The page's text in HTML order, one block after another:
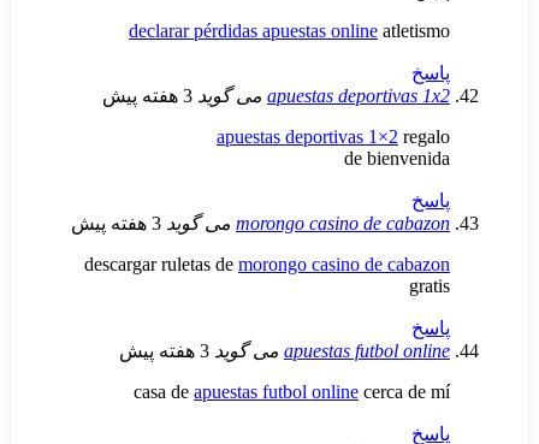
declarar pérdidas apuestas online
apuestas می گوید 3 هفته پیش
apuestas deportivas
morongo casino de می گوید 3 هفته پیش
descargar ruletas de morongo casino de
apuestas می گوید 3 هفته پیش
casa deapuestas futbol online